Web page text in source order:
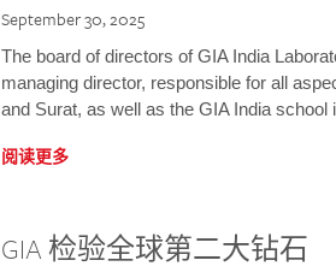
September 30, 2025
The board of directors of GIA India
managing director, responsible for all
and Surat, as well as the GIA India school
阅读更多
GIA 检验全球第二大钻石